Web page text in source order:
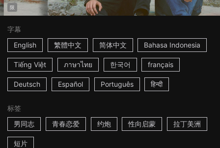
限
字幕
English
繁體中文 简体中文 Bahasa Indonesia
Tiếng Việt ภาษาไทย 한국어 français
Deutsch Español Português हिन्दी
标签
男同志
青春恋爱 约炮 性向启蒙 拉丁美洲
短片